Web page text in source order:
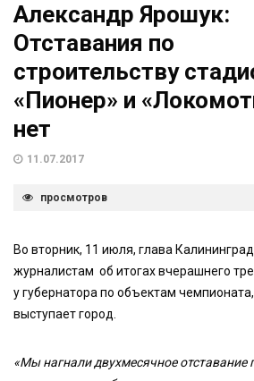
Александр Ярошук:
Отставания по
строительству
«Пионер» и
нет
11.07.2017
просмотров
Во вторник, 11 июля, глава
журналистам об итогах вчерашнего
у губернатора по объектам
выступает город.
«Мы нагнали двухмесячное отставание